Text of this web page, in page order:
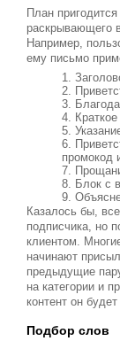
План
раскрывающего
Например,
ему письмо
промокод
Блок с
Казалось бы,
подписчика, но
клиентом.
начинают
предыдущие
на категории и
контент он будет
Подбор слов